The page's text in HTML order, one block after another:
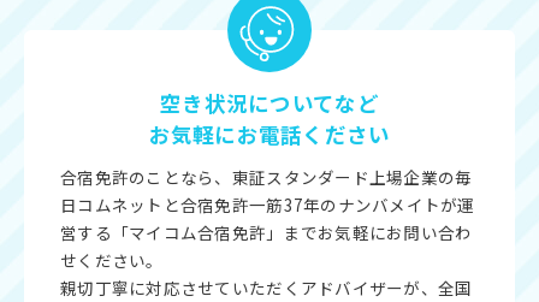
空き状況についてなど
お気軽にお電話ください
合宿免許のことなら、東証スタンダード上場企業の毎
日コムネットと合宿免許一筋37年のナンバメイトが運
営する「マイコム合宿免許」までお気軽にお問い合わ
せください。
親切丁寧に対応させていただくアドバイザーが、全国